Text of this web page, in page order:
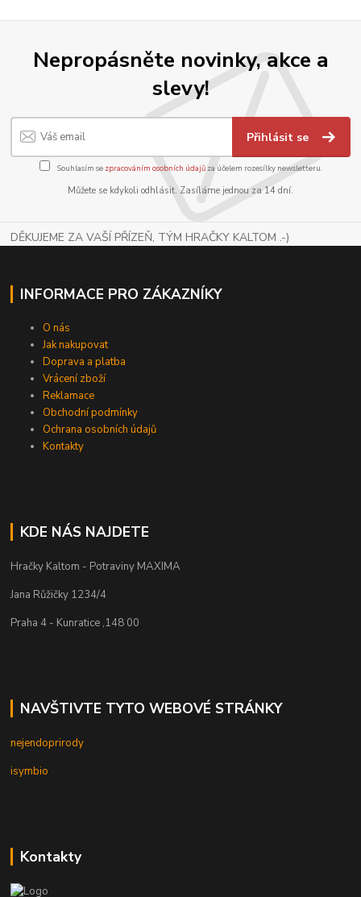
Nepropásněte novinky, akce a
slevy!
Přihlásit se
Souhlasím se zpracováním osobních údajůza účelem rozesílky newsletteru.
Můžete se kdykoli odhlásit. Zasíláme jednou za 14 dní.
DĚKUJEME ZA VAŠÍ PŘÍZEŇ, TÝM HRAČKY KALTOM .-)
INFORMACE PRO ZÁKAZNÍKY
O nás
Jak nakupovat
Doprava a platba
Vrácení zboží
Reklamace
Obchodní podmínky
Ochrana osobních údajů
Kontakty
KDE NÁS NAJDETE
Hračky Kaltom - Potraviny MAXIMA
Jana Růžičky 1234/4
Praha 4 - Kunratice ,148 00
NAVŠTIVTE TYTO WEBOVÉ STRÁNKY
nejendoprirody
isymbio
Kontakty